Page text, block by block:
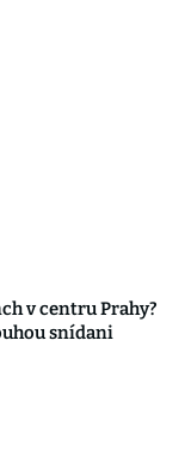
v centru Prahy?
snídani